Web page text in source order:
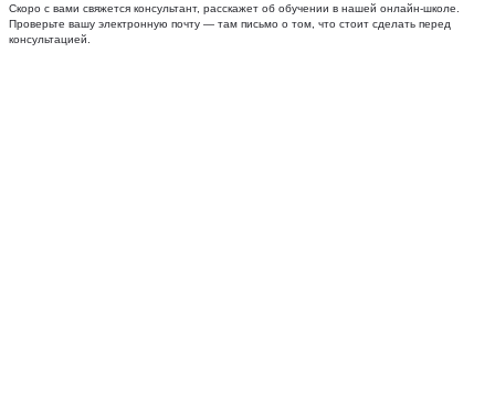
Скоро с вами свяжется консультант, расскажет об обучении в нашей онлайн-школе.
Проверьте вашу электронную почту — там письмо о том, что стоит сделать перед
консультацией.